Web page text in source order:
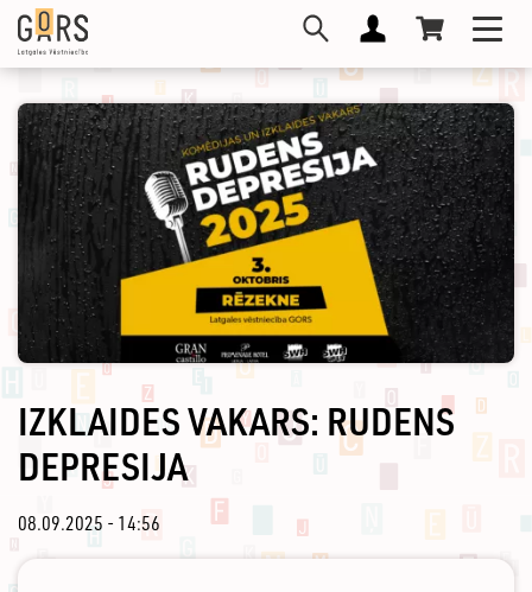
Pārlekt
galveno
saturu
IZKLAIDES VAKARS: RUDENS
DEPRESIJA
08.09.2025 - 14:56